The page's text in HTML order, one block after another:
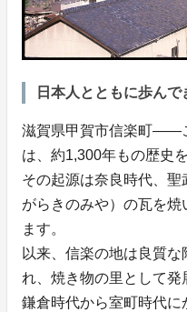
日本人とともに歩んで
滋賀県甲賀市信楽町——
は、約1,300年もの歴史
その起源は奈良時代、
がらきのみや）の瓦を
ます。
以来、信楽の地は良質
れ、焼き物の里として発
鎌倉時代から室町時代